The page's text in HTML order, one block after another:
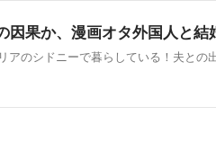
果か、漫画オタ外国人と